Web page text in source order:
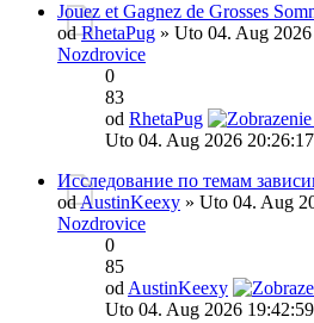
Jouez et Gagnez de Grosses
odRhetaPug » Uto 04. Aug
Nozdrovice
0
83
od RhetaPug
Uto 04. Aug 2026 20:26:17
Исследование по темам
odAustinKeexy » Uto 04. Aug
Nozdrovice
0
85
od AustinKeexy
Uto 04. Aug 2026 19:42:59